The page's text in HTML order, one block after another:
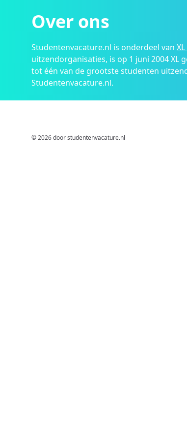
Over ons
Studentenvacature.nl is onderdeel van
uitzendorganisaties, is op 1 juni 2004
tot één van de grootste studenten
Studentenvacature.nl.
© 2026 door studentenvacature.nl